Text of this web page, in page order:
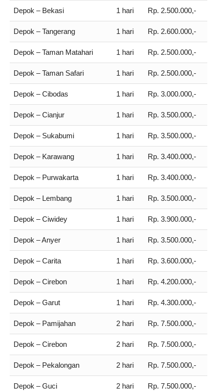
Depok – Bekasi 1 hari Rp. 2.500.000,-
Depok – Tangerang 1 hari Rp. 2.600.000,-
Depok – Taman Matahari 1 hari Rp. 2.500.000,-
Depok – Taman Safari 1 hari Rp. 2.500.000,-
Depok – Cibodas 1 hari Rp. 3.000.000,-
Depok – Cianjur 1 hari Rp. 3.500.000,-
Depok – Sukabumi 1 hari Rp. 3.500.000,-
Depok – Karawang 1 hari Rp. 3.400.000,-
Depok – Purwakarta 1 hari Rp. 3.400.000,-
Depok – Lembang 1 hari Rp. 3.500.000,-
Depok – Ciwidey 1 hari Rp. 3.900.000,-
Depok – Anyer 1 hari Rp. 3.500.000,-
Depok – Carita 1 hari Rp. 3.600.000,-
Depok – Cirebon 1 hari Rp. 4.200.000,-
Depok – Garut 1 hari Rp. 4.300.000,-
Depok – Pamijahan 2 hari Rp. 7.500.000,-
Depok – Cirebon 2 hari Rp. 7.500.000,-
Depok – Pekalongan 2 hari Rp. 7.500.000,-
Depok – Guci 2 hari Rp. 7.500.000,-